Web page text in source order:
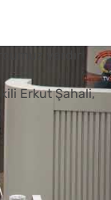
vardır
Erkut Şahali,